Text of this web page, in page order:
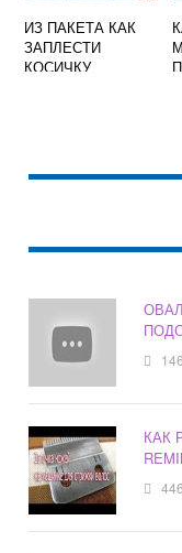
ИЗ ПАКЕТА КАК
ЗАПЛЕСТИ
КОСИЧКУ
КАК